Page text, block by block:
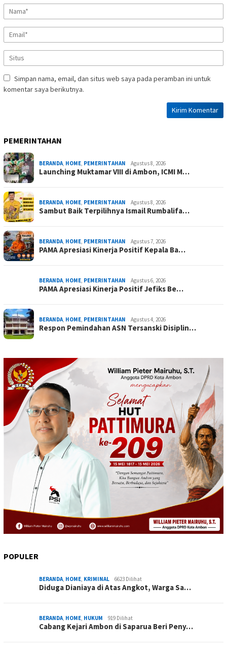
Simpan nama, email, dan situs web saya pada peramban ini untuk
komentar saya berikutnya.
PEMERINTAHAN
BERANDA, HOME, PEMERINTAHAN Agustus 8, 2026
Launching Muktamar VIII di Ambon, ICMI M…
BERANDA, HOME, PEMERINTAHAN Agustus 8, 2026
Sambut Baik Terpilihnya Ismail Rumbalifa…
BERANDA, HOME, PEMERINTAHAN Agustus 7, 2026
PAMA Apresiasi Kinerja Positif Kepala Ba…
BERANDA, HOME, PEMERINTAHAN Agustus 6, 2026
PAMA Apresiasi Kinerja Positif Jefiks Be…
BERANDA, HOME, PEMERINTAHAN Agustus 4, 2026
Respon Pemindahan ASN Tersanski Disiplin…
POPULER
BERANDA, HOME, KRIMINAL 6623 Dilihat
Diduga Dianiaya di Atas Angkot, Warga Sa…
BERANDA, HOME, HUKUM 919 Dilihat
Cabang Kejari Ambon di Saparua Beri Peny…